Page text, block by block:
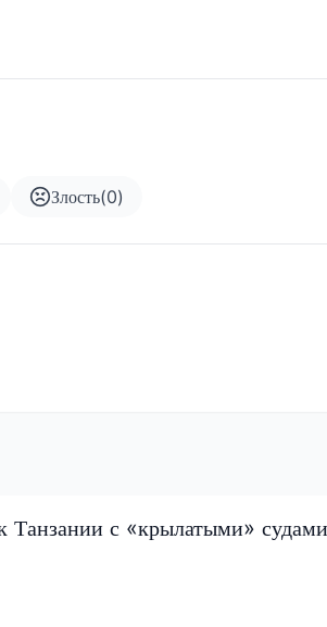
Злость(0)
Танзании с «крылатыми»